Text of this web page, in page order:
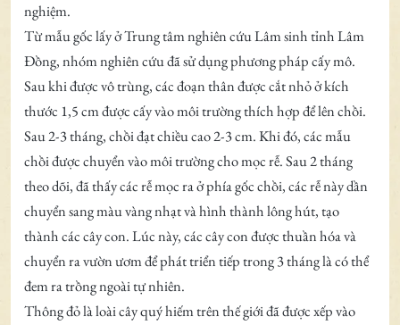
nghiệm.
Từ mẫu gốc lấy ở Trung tâm nghiên cứu Lâm sinh tỉnh Lâm
Đồng, nhóm nghiên cứu đã sử dụng phương pháp cấy mô.
Sau khi được vô trùng, các đoạn thân được cắt nhỏ ở kích
thước 1,5 cm được cấy vào môi trường thích hợp để lên chồi.
Sau 2-3 tháng, chồi đạt chiều cao 2-3 cm. Khi đó, các mẫu
chồi được chuyển vào môi trường cho mọc rễ. Sau 2 tháng
theo dõi, đã thấy các rễ mọc ra ở phía gốc chồi, các rễ này dần
chuyển sang màu vàng nhạt và hình thành lông hút, tạo
thành các cây con. Lúc này, các cây con được thuần hóa và
chuyển ra vườn ươm để phát triển tiếp trong 3 tháng là có thể
đem ra trồng ngoài tự nhiên.
Thông đỏ là loài cây quý hiếm trên thế giới đã được xếp vào